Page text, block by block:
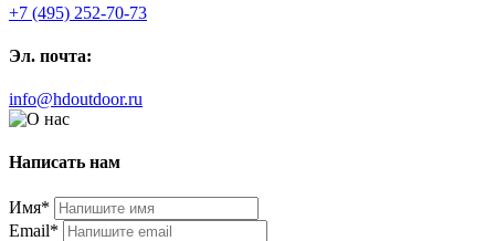
+7 (495) 252-70-73
Эл. почта:
info@hdoutdoor.ru
Написать нам
Имя*
Email*